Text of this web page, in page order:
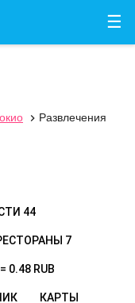
☰
 Развлечения
44
7
0.48 RUB
КАРТЫ